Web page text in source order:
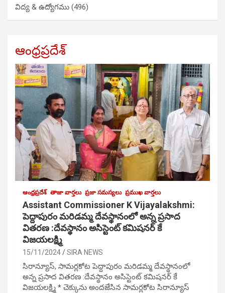
విద్య & ఉద్యోగము (496)
ఆంధ్రప్రదేశ్
ఆంధ్రప్రదేశ్ తాజా వార్తలు ప్రజా సమస్యలు ప్రముఖ వార్తలు
Assistant Commissioner K Vijayalakshmi:
పెద్దాపురం మరిడమ్మ దేవస్థానంలో అన్న ప్రసాద
వితరణ :దేవస్థానం అసిస్టెంట్ కమిషనర్ కే
విజయలక్ష్మి
15/11/2024 SIRA NEWS
సిరాన్యూస్, సామర్లకోట పెద్దాపురం మరిడమ్మ దేవస్థానంలో
అన్న ప్రసాద వితరణ :దేవస్థానం అసిస్టెంట్ కమిషనర్ కే
విజయలక్ష్మి * చెక్కును అందజేసిన సామర్లకోట సిరాన్యూస్